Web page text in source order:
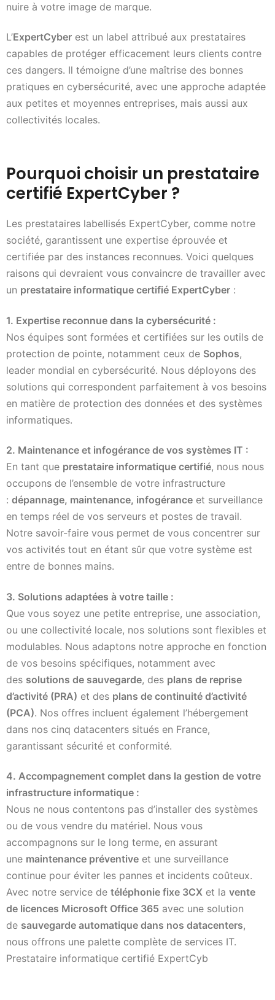
nuire à votre image de marque.
L’ExpertCyber est un label attribué aux prestataires
capables de protéger efficacement leurs clients contre
ces dangers. Il témoigne d’une maîtrise des bonnes
pratiques en cybersécurité, avec une approche adaptée
aux petites et moyennes entreprises, mais aussi aux
collectivités locales.
Pourquoi choisir un prestataire
certifié ExpertCyber ?
Les prestataires labellisés ExpertCyber, comme notre
société, garantissent une expertise éprouvée et
certifiée par des instances reconnues. Voici quelques
raisons qui devraient vous convaincre de travailler avec
un prestataire informatique certifié ExpertCyber :
1. Expertise reconnue dans la cybersécurité :
Nos équipes sont formées et certifiées sur les outils de
protection de pointe, notamment ceux de Sophos,
leader mondial en cybersécurité. Nous déployons des
solutions qui correspondent parfaitement à vos besoins
en matière de protection des données et des systèmes
informatiques.
2. Maintenance et infogérance de vos systèmes IT :
En tant que prestataire informatique certifié, nous nous
occupons de l’ensemble de votre infrastructure
: dépannage, maintenance, infogérance et surveillance
en temps réel de vos serveurs et postes de travail.
Notre savoir-faire vous permet de vous concentrer sur
vos activités tout en étant sûr que votre système est
entre de bonnes mains.
3. Solutions adaptées à votre taille :
Que vous soyez une petite entreprise, une association,
ou une collectivité locale, nos solutions sont flexibles et
modulables. Nous adaptons notre approche en fonction
de vos besoins spécifiques, notamment avec
des solutions de sauvegarde, des plans de reprise
d’activité (PRA) et des plans de continuité d’activité
(PCA). Nos offres incluent également l’hébergement
dans nos cinq datacenters situés en France,
garantissant sécurité et conformité.
4. Accompagnement complet dans la gestion de votre
infrastructure informatique :
Nous ne nous contentons pas d’installer des systèmes
ou de vous vendre du matériel. Nous vous
accompagnons sur le long terme, en assurant
une maintenance préventive et une surveillance
continue pour éviter les pannes et incidents coûteux.
Avec notre service de téléphonie fixe 3CX et la vente
de licences Microsoft Office 365 avec une solution
de sauvegarde automatique dans nos datacenters,
nous offrons une palette complète de services IT.
Prestataire informatique certifié ExpertCyb